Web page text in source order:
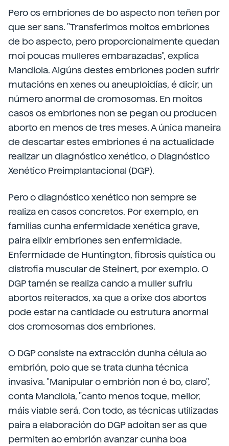
Pero os embriones de bo aspecto non teñen por
que ser sans. "Transferimos moitos embriones
de bo aspecto, pero proporcionalmente quedan
moi poucas mulleres embarazadas", explica
Mandiola. Algúns destes embriones poden sufrir
mutacións en xenes ou aneuploidías, é dicir, un
número anormal de cromosomas. En moitos
casos os embriones non se pegan ou producen
aborto en menos de tres meses. A única maneira
de descartar estes embriones é na actualidade
realizar un diagnóstico xenético, o Diagnóstico
Xenético Preimplantacional (DGP).
Pero o diagnóstico xenético non sempre se
realiza en casos concretos. Por exemplo, en
familias cunha enfermidade xenética grave,
paira elixir embriones sen enfermidade.
Enfermidade de Huntington, fibrosis quística ou
distrofia muscular de Steinert, por exemplo. O
DGP tamén se realiza cando a muller sufriu
abortos reiterados, xa que a orixe dos abortos
pode estar na cantidade ou estrutura anormal
dos cromosomas dos embriones.
O DGP consiste na extracción dunha célula ao
embrión, polo que se trata dunha técnica
invasiva. "Manipular o embrión non é bo, claro",
conta Mandiola, "canto menos toque, mellor,
máis viable será. Con todo, as técnicas utilizadas
paira a elaboración do DGP adoitan ser as que
permiten ao embrión avanzar cunha boa